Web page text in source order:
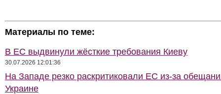
Материалы по теме:
В ЕС выдвинули жёсткие требования Киеву
30.07.2026 12:01:36
На Западе резко раскритиковали ЕС из-за
Украине